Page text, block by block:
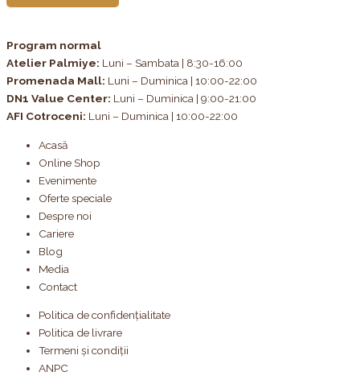
Program normal
Atelier Palmiye: Luni – Sambata | 8:30-16:00
Promenada Mall: Luni – Duminica | 10:00-22:00
DN1 Value Center: Luni – Duminica | 9:00-21:00
AFI Cotroceni: Luni – Duminica | 10:00-22:00
Acasă
Online Shop
Evenimente
Oferte speciale
Despre noi
Cariere
Blog
Media
Contact
Politica de confidențialitate
Politica de livrare
Termeni și condiții
ANPC